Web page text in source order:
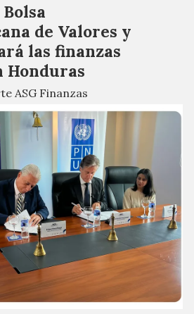
de Valores y
las finanzas
Honduras
ASG Finanzas